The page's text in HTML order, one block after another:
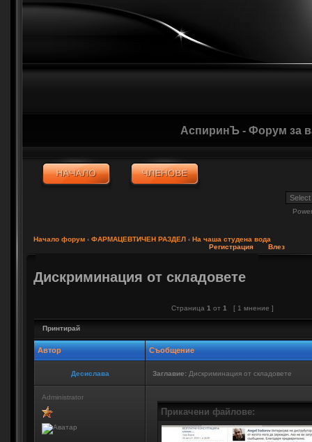
АспиринЪ - Форум за
Начало форум ‹ ФАРМАЦЕВТИЧЕН РАЗДЕЛ ‹ На чаша студена вода
Регистрация
Влез
Дискриминация от складовете
Страница 1 от 1 [ 1 мнение ]
Принтирай
Автор Съобщение
Десислава Заглавие: Дискриминация от складовете
Administrator
Прикачени файлове: